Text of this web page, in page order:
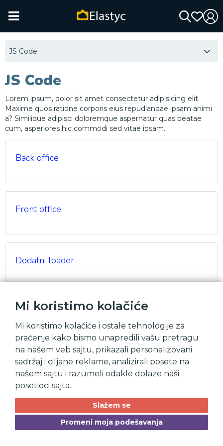
Mi koristimo kolačiće
Mi koristimo kolačiće i ostale tehnologije za
praćenje kako bismo unapredili vašu pretragu
na našem veb sajtu, prikazali personalizovani
sadržaj i ciljane reklame, analizirali posete na
našem sajtu i razumeli odakle dolaze naši
posetioci sajta.
Slažem se
Promeni moja podešavanja
JS Code
JS Code
Lorem ipsum, dolor sit amet consectetur adipisicing elit.
Maxime quos ratione corporis eius repudiandae ipsam animi
a? Similique adipisci doloremque aspernatur quas beatae
cum, asperiores hic commodi sed vitae ipsam.
Back office
Front office
Dodatni loader